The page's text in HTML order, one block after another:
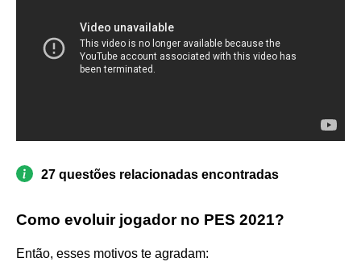
27 questões relacionadas encontradas
Como evoluir jogador no PES 2021?
Então, esses motivos te agradam: